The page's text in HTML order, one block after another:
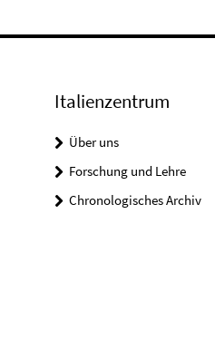
Italienzentrum
Über uns
Forschung und Lehre
Chronologisches Archiv